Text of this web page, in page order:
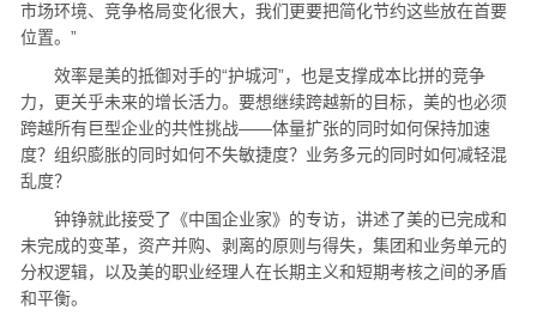
市场环境、竞争格局变化很大，我们更要把简化节约这些放在首要
位置。”
效率是美的抵御对手的“护城河”，也是支撑成本比拼的竞争
力，更关乎未来的增长活力。要想继续跨越新的目标，美的也必须
跨越所有巨型企业的共性挑战——体量扩张的同时如何保持加速
度？组织膨胀的同时如何不失敏捷度？业务多元的同时如何减轻混
乱度？
钟铮就此接受了《中国企业家》的专访，讲述了美的已完成和
未完成的变革，资产并购、剥离的原则与得失，集团和业务单元的
分权逻辑，以及美的职业经理人在长期主义和短期考核之间的矛盾
和平衡。